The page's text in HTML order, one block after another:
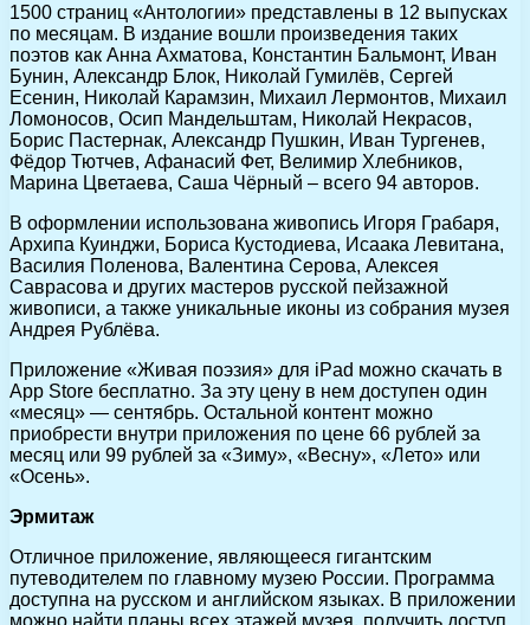
1500 страниц «Антологии» представлены в 12 выпусках
по месяцам. В издание вошли произведения таких
поэтов как Анна Ахматова, Константин Бальмонт, Иван
Бунин, Александр Блок, Николай Гумилёв, Сергей
Есенин, Николай Карамзин, Михаил Лермонтов, Михаил
Ломоносов, Осип Мандельштам, Николай Некрасов,
Борис Пастернак, Александр Пушкин, Иван Тургенев,
Фёдор Тютчев, Афанасий Фет, Велимир Хлебников,
Марина Цветаева, Саша Чёрный – всего 94 авторов.
В оформлении использована живопись Игоря Грабаря,
Архипа Куинджи, Бориса Кустодиева, Исаака Левитана,
Василия Поленова, Валентина Серова, Алексея
Саврасова и других мастеров русской пейзажной
живописи, а также уникальные иконы из собрания музея
Андрея Рублёва.
Приложение «Живая поэзия» для iPad можно скачать в
App Store бесплатно. За эту цену в нем доступен один
«месяц» — сентябрь. Остальной контент можно
приобрести внутри приложения по цене 66 рублей за
месяц или 99 рублей за «Зиму», «Весну», «Лето» или
«Осень».
Эрмитаж
Отличное приложение, являющееся гигантским
путеводителем по главному музею России. Программа
доступна на русском и английском языках. В приложении
можно найти планы всех этажей музея, получить доступ